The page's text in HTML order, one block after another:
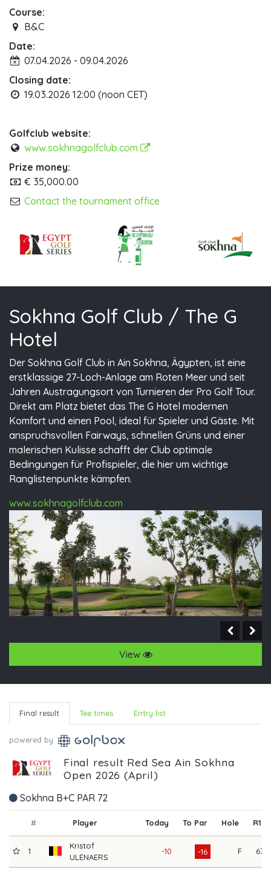
Course:
B&C
Date:
07.04.2026 - 09.04.2026
Closing date:
19.03.2026 12:00 (noon CET)
Golfclub website:
www.sokhnagolfclub.com
Prize money:
€ 35,000.00
Contact the tournament office
Sokhna Golf Club / The G
Hotel
Der Sokhna Golf Club in Ain Sokhna, Ägypten, ist eine
erstklassige 27-Loch-Anlage am Roten Meer und seit
Jahren Austragungsort von Turnieren der Pro Golf Tour.
Direkt am Platz bietet das The G Hotel modernen
Komfort und einen Pool, ideal für Spieler und Gäste. Mit
anspruchsvollen Fairways, schnellen Grüns und einer
malerischen Kulisse schafft der Club optimale
Bedingungen für Profispieler, die hier um wichtige
Ranglistenpunkte kämpfen.
www.sokhnagolfclub.com
View
Final result Tee times Entry list
powered by
Final result Red Sea Ain Sokhna
Open 2026 (April)
Sokhna B+C PAR 72
# Player Today To Par Hole R1
1
Kristof
ULENAERS
-10 -16 F 67